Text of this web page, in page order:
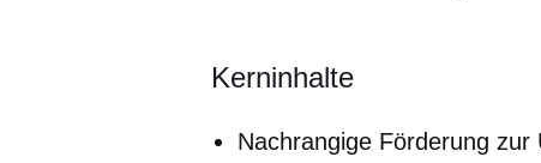
Kerninhalte
Nachrangige Förderung